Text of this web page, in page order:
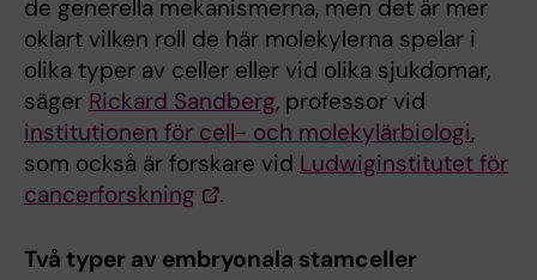
de generella mekanismerna, men det är mer
oklart vilken roll de här molekylerna spelar i
olika typer av celler eller vid olika sjukdomar,
säger Rickard Sandberg, professor vid
institutionen för cell- och molekylärbiologi,
som också är forskare vid Ludwiginstitutet för
cancerforskning
.
Två typer av embryonala stamceller